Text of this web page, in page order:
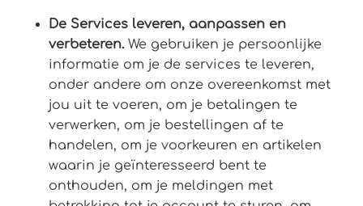
De Services leveren, aanpassen en
verbeteren.We gebruiken je persoonlijke
informatie om je de services te leveren,
onder andere om onze overeenkomst met
jou uit te voeren, om je betalingen te
verwerken, om je bestellingen af te
handelen, om je voorkeuren en artikelen
waarin je geïnteresseerd bent te
onthouden, om je meldingen met